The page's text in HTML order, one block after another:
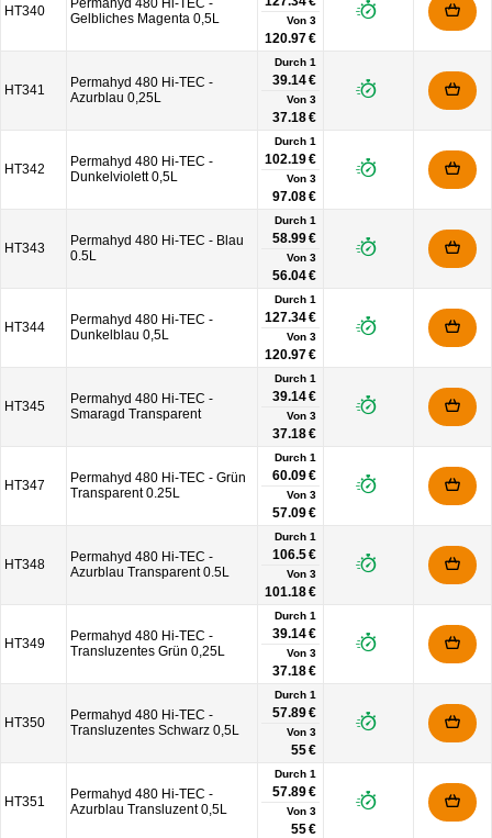
HT340
Permahyd 480 Hi-TEC -
Gelbliches Magenta 0,5L
Von 3
120.97 €
HT341
Permahyd 480 Hi-TEC -
Azurblau 0,25L
Durch 1
39.14 €
Von 3
37.18 €
HT342
Permahyd 480 Hi-TEC -
Dunkelviolett 0,5L
Durch 1
102.19 €
Von 3
97.08 €
HT343
Permahyd 480 Hi-TEC - Blau
0.5L
Durch 1
58.99 €
Von 3
56.04 €
HT344
Permahyd 480 Hi-TEC -
Dunkelblau 0,5L
Durch 1
127.34 €
Von 3
120.97 €
HT345
Permahyd 480 Hi-TEC -
Smaragd Transparent
Durch 1
39.14 €
Von 3
37.18 €
HT347
Permahyd 480 Hi-TEC - Grün
Transparent 0.25L
Durch 1
60.09 €
Von 3
57.09 €
HT348
Permahyd 480 Hi-TEC -
Azurblau Transparent 0.5L
Durch 1
106.5 €
Von 3
101.18 €
HT349
Permahyd 480 Hi-TEC -
Transluzentes Grün 0,25L
Durch 1
39.14 €
Von 3
37.18 €
HT350
Permahyd 480 Hi-TEC -
Transluzentes Schwarz 0,5L
Durch 1
57.89 €
Von 3
55 €
HT351
Permahyd 480 Hi-TEC -
Azurblau Transluzent 0,5L
Durch 1
57.89 €
Von 3
55 €